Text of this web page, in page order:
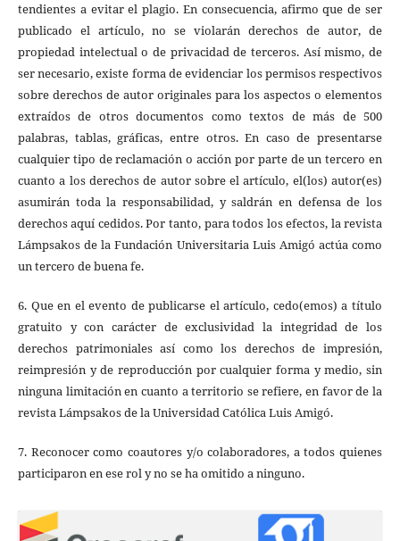
tendientes a evitar el plagio. En consecuencia, afirmo que de ser
publicado el artículo, no se violarán derechos de autor, de
propiedad intelectual o de privacidad de terceros. Así mismo, de
ser necesario, existe forma de evidenciar los permisos respectivos
sobre derechos de autor originales para los aspectos o elementos
extraídos de otros documentos como textos de más de 500
palabras, tablas, gráficas, entre otros. En caso de presentarse
cualquier tipo de reclamación o acción por parte de un tercero en
cuanto a los derechos de autor sobre el artículo, el(los) autor(es)
asumirán toda la responsabilidad, y saldrán en defensa de los
derechos aquí cedidos. Por tanto, para todos los efectos, la revista
Lámpsakos de la Fundación Universitaria Luis Amigó actúa como
un tercero de buena fe.
6. Que en el evento de publicarse el artículo, cedo(emos) a título
gratuito y con carácter de exclusividad la integridad de los
derechos patrimoniales así como los derechos de impresión,
reimpresión y de reproducción por cualquier forma y medio, sin
ninguna limitación en cuanto a territorio se refiere, en favor de la
revista Lámpsakos de la Universidad Católica Luis Amigó.
7. Reconocer como coautores y/o colaboradores, a todos quienes
participaron en ese rol y no se ha omitido a ninguno.